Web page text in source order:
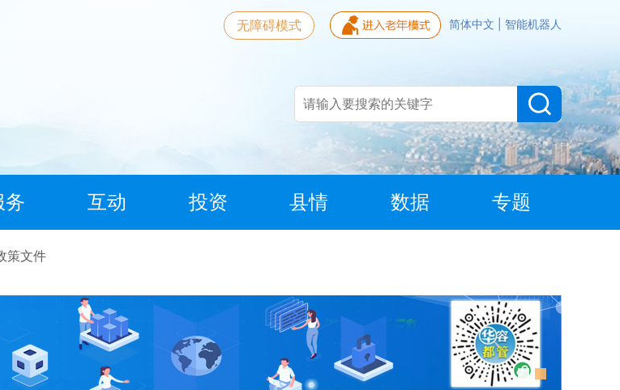
简体中文 智能机器人
无障碍模式
务 互动 投资 县情 数据 专题
策文件